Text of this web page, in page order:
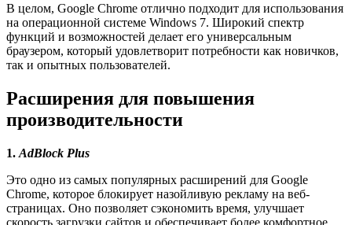
В целом, Google Chrome отлично подходит для использования
на операционной системе Windows 7. Широкий спектр
функций и возможностей делает его универсальным
браузером, который удовлетворит потребности как новичков,
так и опытных пользователей.
Расширения для повышения
производительности
1. AdBlock Plus
Это одно из самых популярных расширений для Google
Chrome, которое блокирует назойливую рекламу на веб-
страницах. Оно позволяет сэкономить время, улучшает
скорость загрузки сайтов и обеспечивает более комфортное